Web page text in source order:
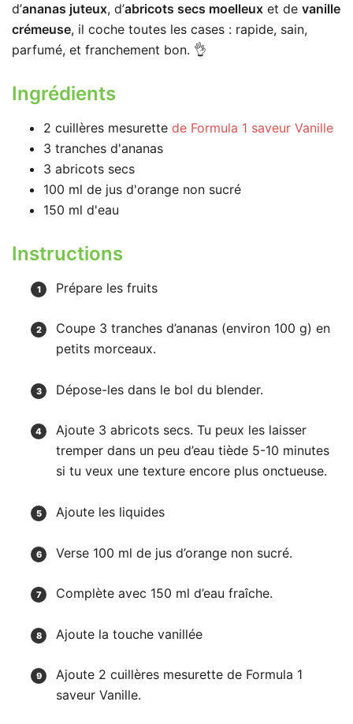
d’ananas juteux, d’abricots secs moelleux et de vanille
crémeuse, il coche toutes les cases : rapide, sain,
parfumé, et franchement bon. 👌
Ingrédients
2 cuillères mesurette de Formula 1 saveur Vanille
3 tranches d'ananas
3 abricots secs
100 ml de jus d'orange non sucré
150 ml d'eau
Instructions
Prépare les fruits
Coupe 3 tranches d’ananas (environ 100 g) en
petits morceaux.
Dépose-les dans le bol du blender.
Ajoute 3 abricots secs. Tu peux les laisser
tremper dans un peu d’eau tiède 5-10 minutes
si tu veux une texture encore plus onctueuse.
Ajoute les liquides
Verse 100 ml de jus d’orange non sucré.
Complète avec 150 ml d’eau fraîche.
Ajoute la touche vanillée
Ajoute 2 cuillères mesurette de Formula 1
saveur Vanille.